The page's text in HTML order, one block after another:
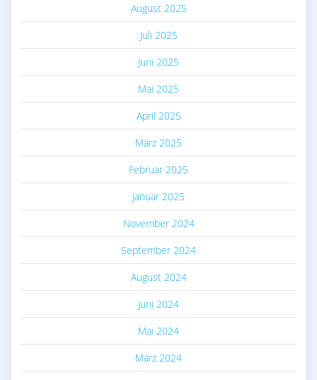
August 2025
Juli 2025
Juni 2025
Mai 2025
April 2025
März 2025
Februar 2025
Januar 2025
November 2024
September 2024
August 2024
Juni 2024
Mai 2024
März 2024